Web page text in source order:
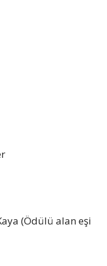
(Ödülü alan eşi